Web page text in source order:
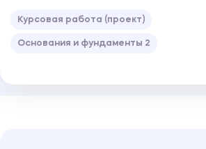
Курсовая работа (проект)
Основания и фундаменты 2